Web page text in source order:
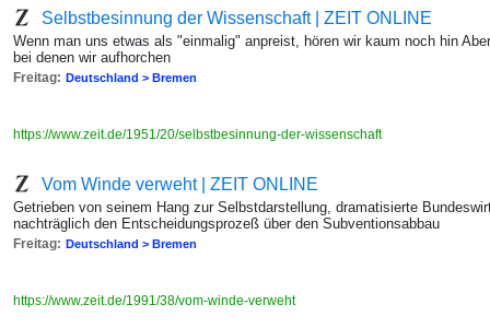
Selbstbesinnung der Wissenschaft | ZEIT ONLINE
Wenn man uns etwas als "einmalig" anpreist, hören wir kaum noch hin
bei denen wir aufhorchen
Freitag: Deutschland > Bremen
https://www.zeit.de/1951/20/selbstbesinnung-der-wissenschaft
Vom Winde verweht | ZEIT ONLINE
Getrieben von seinem Hang zur Selbstdarstellung, dramatisierte
nachträglich den Entscheidungsprozeß über den Subventionsabbau
Freitag: Deutschland > Bremen
https://www.zeit.de/1991/38/vom-winde-verweht